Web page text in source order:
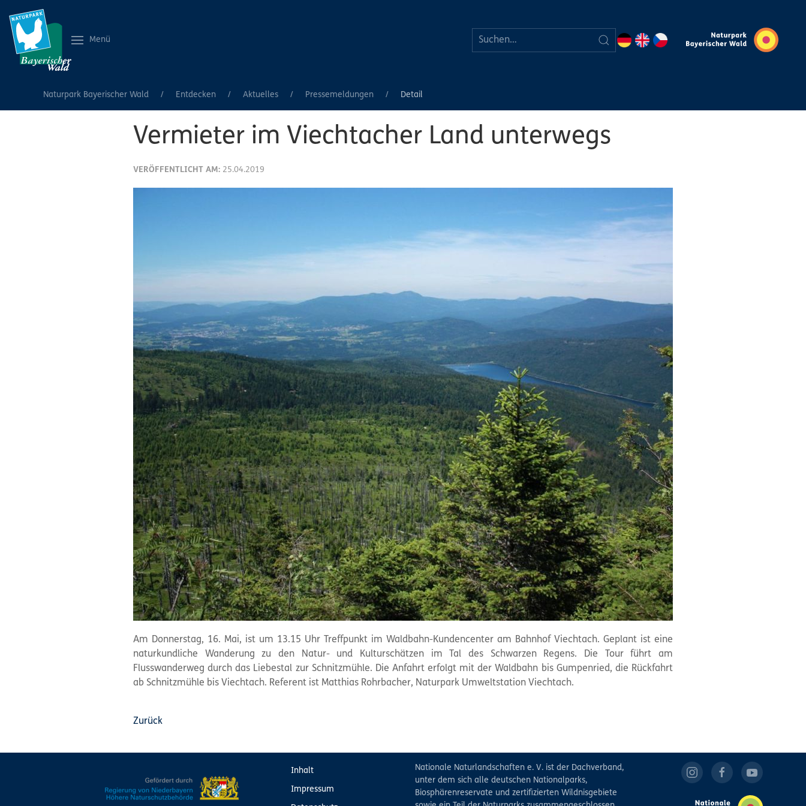
Menü
Naturpark Bayerischer Wald Entdecken Aktuelles Pressemeldungen Detail
Vermieter im Viechtacher Land unterwegs
VERÖFFENTLICHT AM: 25.04.2019
Am Donnerstag, 16. Mai, ist um 13.15 Uhr Treffpunkt im Waldbahn-Kundencenter am Bahnhof Viechtach. Geplant ist eine
naturkundliche Wanderung zu den Natur- und Kulturschätzen im Tal des Schwarzen Regens. Die Tour führt am
Flusswanderweg durch das Liebestal zur Schnitzmühle. Die Anfahrt erfolgt mit der Waldbahn bis Gumpenried, die Rückfahrt
ab Schnitzmühle bis Viechtach. Referent ist Matthias Rohrbacher, Naturpark Umweltstation Viechtach.
Zurück
Inhalt
Impressum
Nationale Naturlandschaften e. V. ist der Dachverband,
unter dem sich alle deutschen Nationalparks,
Biosphärenreservate und zertifizierten Wildnisgebiete